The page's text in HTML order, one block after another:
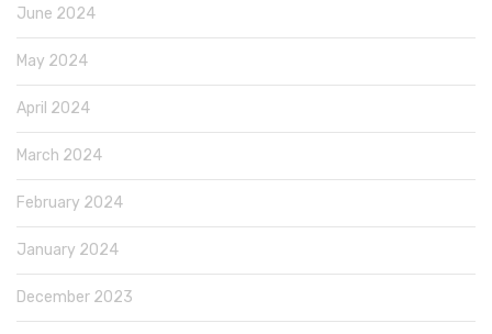
June 2024
May 2024
April 2024
March 2024
February 2024
January 2024
December 2023